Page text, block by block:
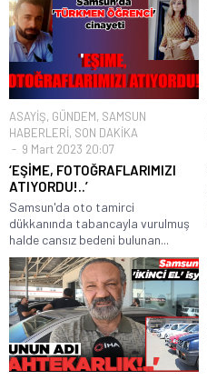
ASAYİŞ, GÜNDEM, SAMSUN
HABERLERİ, SON DAKİKA
9 Mart 2023 20:07
‘EŞİME, FOTOĞRAFLARIMIZI
ATIYORDU!..’
Samsun'da oto tamirci
dükkanında tabancayla vurulmuş
halde cansız bedeni bulunan...